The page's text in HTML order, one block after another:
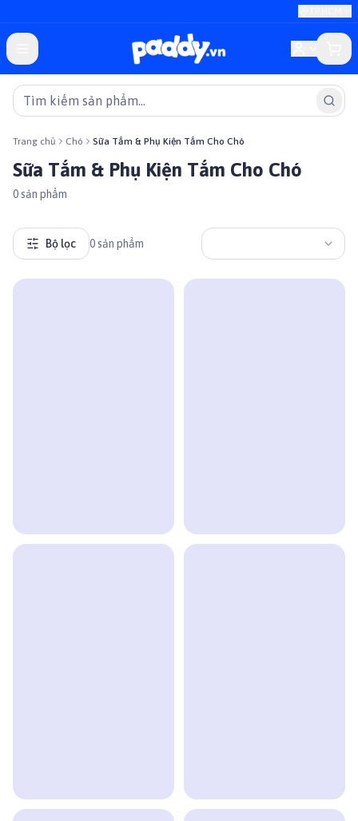
Trang chủ Chó Sữa Tắm & Phụ Kiện Tắm Cho Chó
Sữa Tắm & Phụ Kiện Tắm Cho Chó
0sản phẩm
Bộ lọc 0sản phẩm